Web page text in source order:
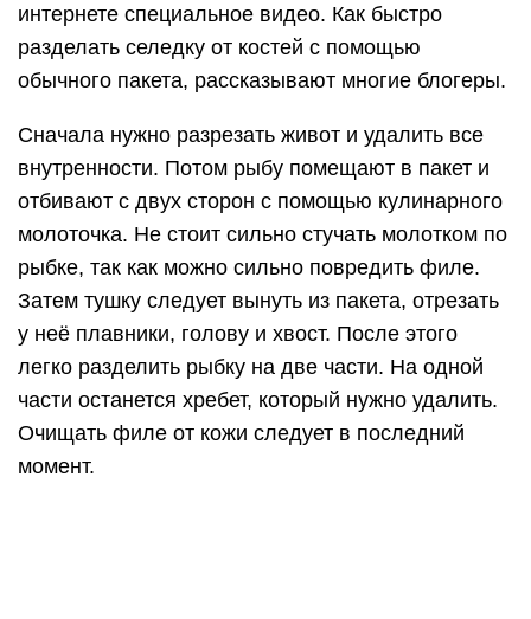
интернете специальное видео. Как быстро
разделать селедку от костей с помощью
обычного пакета, рассказывают многие блогеры.
Сначала нужно разрезать живот и удалить все
внутренности. Потом рыбу помещают в пакет и
отбивают с двух сторон с помощью кулинарного
молоточка. Не стоит сильно стучать молотком по
рыбке, так как можно сильно повредить филе.
Затем тушку следует вынуть из пакета, отрезать
у неё плавники, голову и хвост. После этого
легко разделить рыбку на две части. На одной
части останется хребет, который нужно удалить.
Очищать филе от кожи следует в последний
момент.